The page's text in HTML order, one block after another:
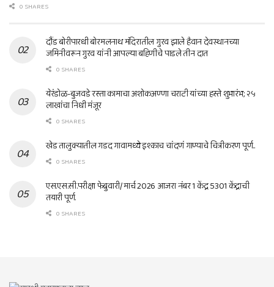
0 SHARES
दौंड बोरीपारधी बोरमलनाथ मंदिरातील गुरव झाले हैवान देवस्थानच्या
जमिनीवरून गुरव यांनी आपल्या बहिणीचे पाडले तीन दात
0 SHARES
येरंडोळ-बुजवडे रस्ता कामाचा अशोकअण्णा चराटी यांच्या हस्ते शुभारंभ; २५
लाखांचा निधी मंजूर
0 SHARES
खेड तालुक्यातील गडद गावामध्ये इश्काच चांदणं गाण्याचे चित्रीकरण पूर्ण..
0 SHARES
एस.एस.सी.परीक्षा फेब्रुवारी/ मार्च 2026 आजरा नंबर 1 केंद्र 5301 केंद्राची
तयारी पूर्ण.
0 SHARES